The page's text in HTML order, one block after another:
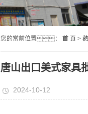
您的當前位置： 首 頁 >
唐山出口美式家具
2024-10-12